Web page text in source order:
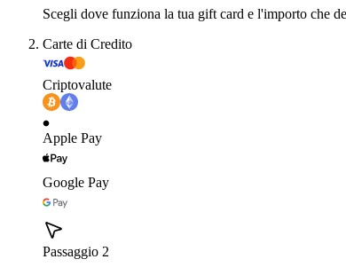
Scegli dove funziona la tua gift card e l'importo che
Carte di Credito
Criptovalute
Apple Pay
Google Pay
Passaggio 2